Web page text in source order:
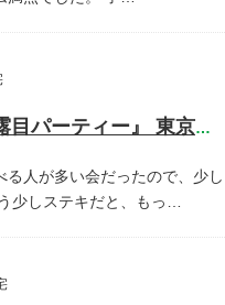
開催しました! 『新築お披露目パーティー』 東京都足立区 A様宅
人が多い会だったので、少し
少しステキだと、もっ…